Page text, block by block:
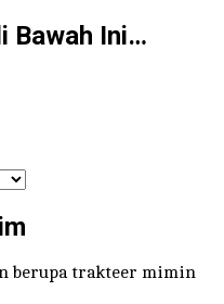
Bawah Ini…
berupa trakteer mimin